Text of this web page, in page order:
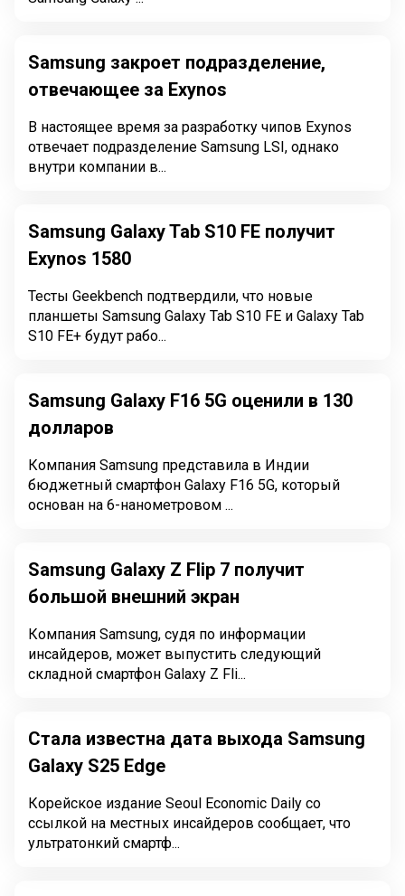
Samsung закроет подразделение,
отвечающее за Exynos
В настоящее время за разработку чипов Exynos
отвечает подразделение Samsung LSI, однако
внутри компании в...
Samsung Galaxy Tab S10 FE получит
Exynos 1580
Тесты Geekbench подтвердили, что новые
планшеты Samsung Galaxy Tab S10 FE и Galaxy Tab
S10 FE+ будут рабо...
Samsung Galaxy F16 5G оценили в 130
долларов
Компания Samsung представила в Индии
бюджетный смартфон Galaxy F16 5G, который
основан на 6-нанометровом ...
Samsung Galaxy Z Flip 7 получит
большой внешний экран
Компания Samsung, судя по информации
инсайдеров, может выпустить следующий
складной смартфон Galaxy Z Fli...
Стала известна дата выхода Samsung
Galaxy S25 Edge
Корейское издание Seoul Economic Daily со
ссылкой на местных инсайдеров сообщает, что
ультратонкий смартф...